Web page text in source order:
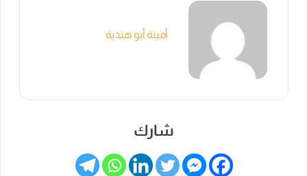
أمينة أبو هندية
شارك